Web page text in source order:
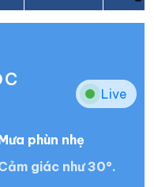
Live
phùn nhẹ
giác như 30°.